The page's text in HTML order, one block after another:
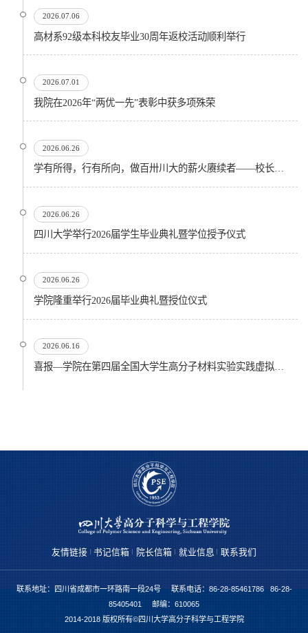
2026.07.06
高材系92级本科校友毕业30周年返校活动顺利举行
2026.07.01
我院在2026年“两优一先”表彰中获多项殊荣
2026.06.26
学有所得，行有所向，做百卅川大的薪火赓续者——校长汪劲松在四川大学2026届学生毕业典礼上的...
2026.06.26
四川大学举行2026届学生毕业典礼暨学位授予仪式
2026.06.26
​学院隆重举行2026届毕业典礼暨授位仪式
2026.06.16
友情链接 书记信箱 院长信箱 就业信息 联系我们
联系地址：四川省成都市一环路南一段24号 联系电话：86-28-85461786 86-28-
85405401 邮编：610065
2014-2018 版权所有©四川大学高分子科学与工程学院